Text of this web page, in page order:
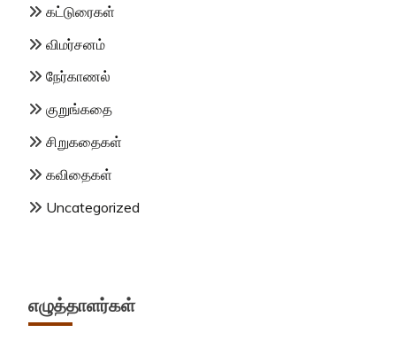
கட்டுரைகள்
விமர்சனம்
நேர்காணல்
குறுங்கதை
சிறுகதைகள்
கவிதைகள்
Uncategorized
எழுத்தாளர்கள்